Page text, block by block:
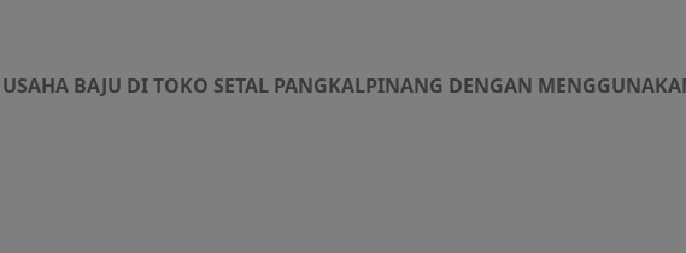
BAJU DI TOKO SETAL PANGKALPINANG DENGAN